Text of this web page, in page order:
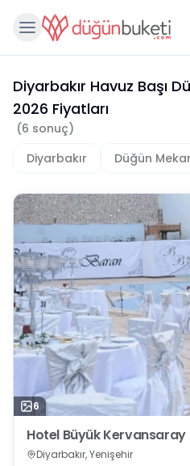
Diyarbakır Havuz Başı
2026 Fiyatları
(6 sonuç)
Diyarbakır
Düğün
6
Hotel Büyük Kervansaray
Diyarbakır, Yenişehir